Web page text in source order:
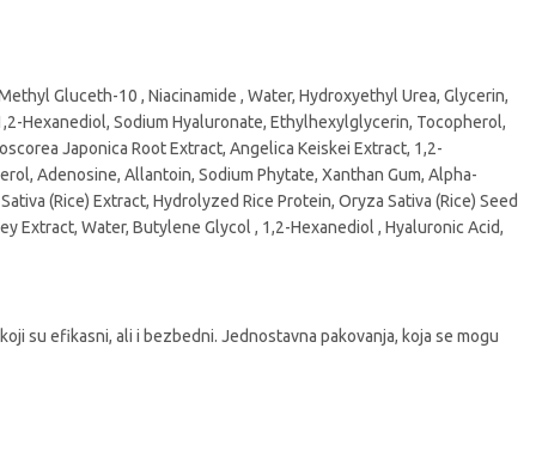
Gluceth-10 , Niacinamide , Water, Hydroxyethyl Urea, Glycerin,
Hexanediol, Sodium Hyaluronate, Ethylhexylglycerin, Tocopherol,
Japonica Root Extract, Angelica Keiskei Extract, 1,2-
Adenosine, Allantoin, Sodium Phytate, Xanthan Gum, Alpha-
(Rice) Extract, Hydrolyzed Rice Protein, Oryza Sativa (Rice) Seed
Extract, Water, Butylene Glycol , 1,2-Hexanediol , Hyaluronic Acid,
su efikasni, ali i bezbedni. Jednostavna pakovanja, koja se mogu